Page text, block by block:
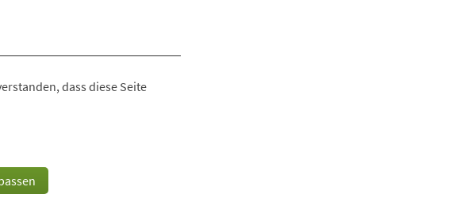
dass diese Seite